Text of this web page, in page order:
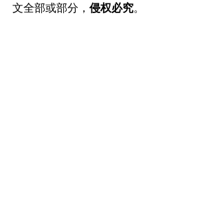
文全部或部分， 侵权必究。